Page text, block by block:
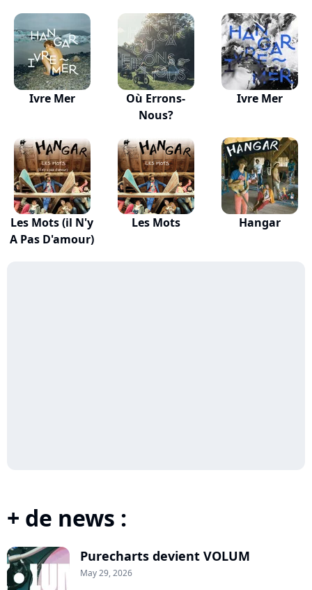
Ivre Mer
Où Errons-
Nous?
Ivre Mer
Les Mots (il N'y
A Pas D'amour)
Les Mots Hangar
+ de news :
Purecharts devient VOLUM
May 29, 2026